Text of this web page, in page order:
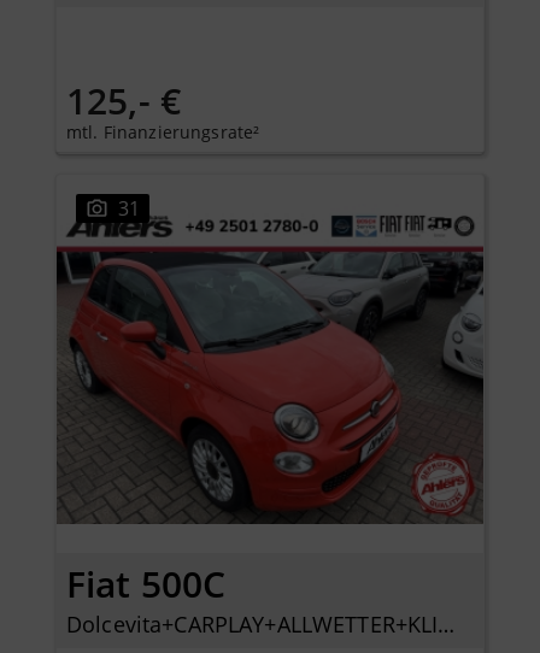
125,- €
mtl. Finanzierungsrate²
31
Fiat 500C
Dolcevita+CARPLAY+ALLWETTER+KLIMA+PDC+TEMPOMAT+DAB+